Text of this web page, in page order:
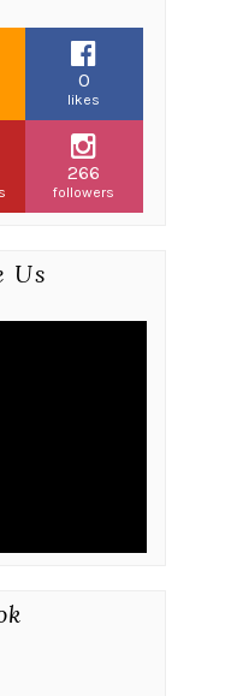
0
likes
266
followers
Us